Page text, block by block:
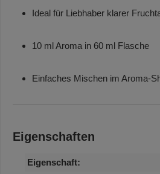
Ideal für Liebhaber klarer
10 ml Aroma in 60 ml Flasche
Einfaches Mischen im Aroma-
Eigenschaften
Eigenschaft: